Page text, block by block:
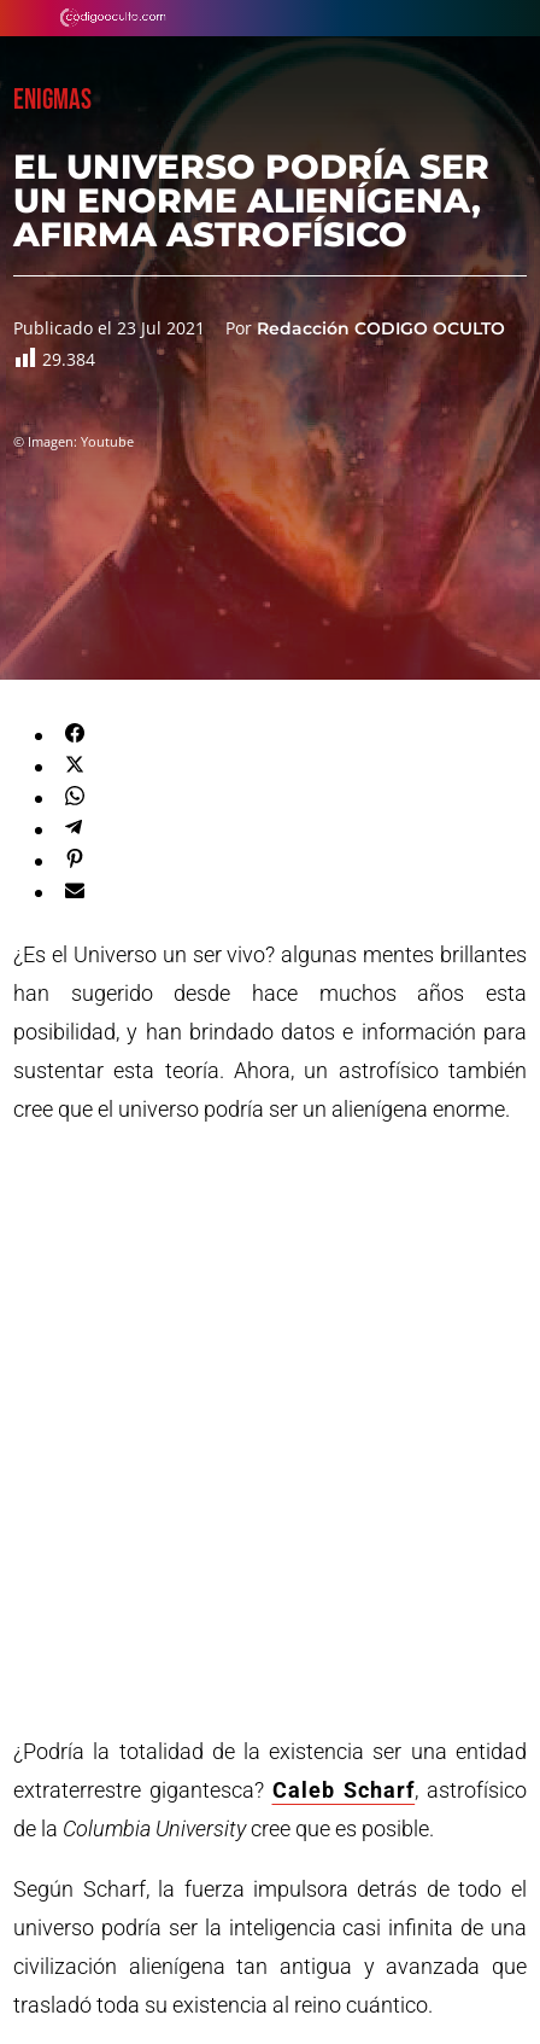
ENIGMAS
EL UNIVERSO PODRÍA SER
UN ENORME ALIENÍGENA,
AFIRMA ASTROFÍSICO
Publicado el 23 Jul 2021 PorRedacción CODIGO OCULTO
29.384
© Imagen: Youtube
¿Es el Universo un ser vivo? algunas mentes brillantes
han sugerido desde hace muchos años esta
posibilidad, y han brindado datos e información para
sustentar esta teoría. Ahora, un astrofísico también
cree que el universo podría ser un alienígena enorme.
¿Podría la totalidad de la existencia ser una entidad
extraterrestre gigantesca? Caleb Scharf, astrofísico
de la Columbia Universitycree que es posible.
Según Scharf, la fuerza impulsora detrás de todo el
universo podría ser la inteligencia casi infinita de una
civilización alienígena tan antigua y avanzada que
trasladó toda su existencia al reino cuántico.